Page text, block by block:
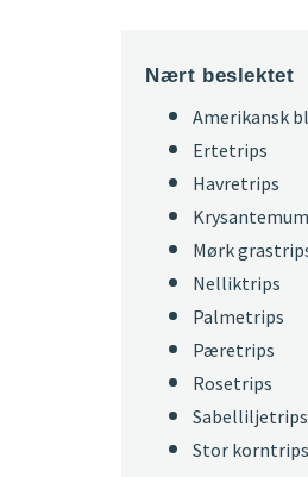
Nært beslektet
Amerikansk
Ertetrips
Havretrips
Mørk
Nelliktrips
Palmetrips
Pæretrips
Rosetrips
Sabelliljetrips
Stor korntrips